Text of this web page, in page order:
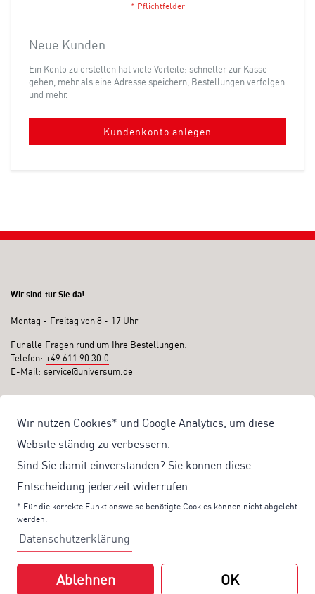
Wir nutzen Cookies* und Google Analytics, um diese
Website ständig zu verbessern.
Sind Sie damit einverstanden? Sie können diese
Entscheidung jederzeit widerrufen.
* Für die korrekte Funktionsweise benötigte Cookies können nicht abgeleht
werden.
Datenschutzerklärung
Ablehnen OK
Neue Kunden
Ein Konto zu erstellen hat viele Vorteile: schneller zur Kasse
gehen, mehr als eine Adresse speichern, Bestellungen verfolgen
und mehr.
Kundenkonto anlegen
Wir sind für Sie da!
Montag - Freitag von 8 - 17 Uhr
Für alle Fragen rund um Ihre Bestellungen:
Telefon: +49 611 90 30 0
E-Mail: service@universum.de
Kostenloser Versand ab 50€ Bestellwert
Sicher Einkaufen: Rechnung, PayPal
Produktentwicklung von eigener Fachredaktion
Sonderaktionen & Preisvorteile
Aktuelle News zu unseren Shop-Angeboten
Mit unserem Newsletter UV-Report informieren wir Sie regelmäßig über
aktuelle Angebote und neue Produkte:
geht es zu unserem Newsletter.